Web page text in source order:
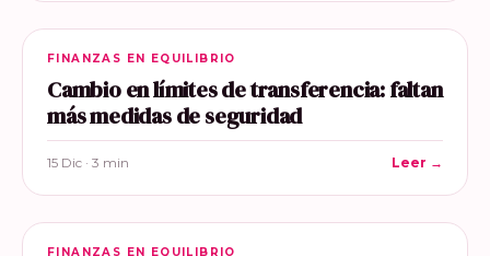
FINANZAS EN EQUILIBRIO
Cambio en límites de transferencia: faltan
más medidas de seguridad
15 Dic · 3 min Leer →
FINANZAS EN EQUILIBRIO